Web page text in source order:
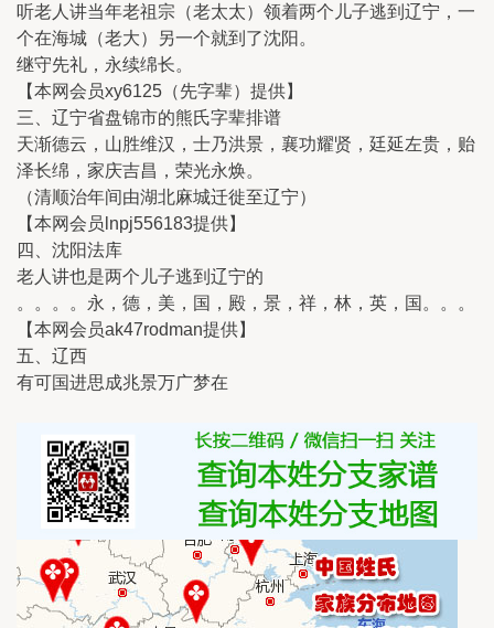
听老人讲当年老祖宗（老太太）领着两个儿子逃到辽宁，一
个在海城（老大）另一个就到了沈阳。
继守先礼，永续绵长。
【本网会员xy6125（先字辈）提供】
三、辽宁省盘锦市的熊氏字辈排谱
天渐德云，山胜维汉，士乃洪景，襄功耀贤，廷延左贵，贻
泽长绵，家庆吉昌，荣光永焕。
（清顺治年间由湖北麻城迁徙至辽宁）
【本网会员lnpj556183提供】
四、沈阳法库
老人讲也是两个儿子逃到辽宁的
。。。。永，德，美，国，殿，景，祥，林，英，国。。。
【本网会员ak47rodman提供】
五、辽西
有可国进思成兆景万广梦在